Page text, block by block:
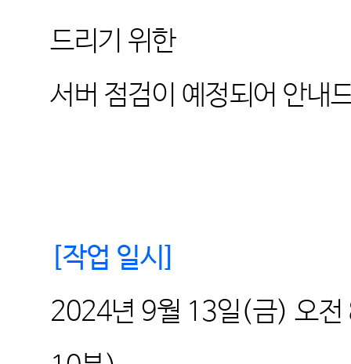
드리기 위한
서버 점검이 예정되어 안내
작업 일시
2024년 9월 13일(금) 오전